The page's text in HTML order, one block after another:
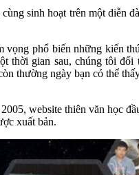
sinh hoạt trên một diễn
phổ biến những kiến
gian sau, chúng tôi
thường ngày bạn có thể
website thiên văn học
xuất bản.